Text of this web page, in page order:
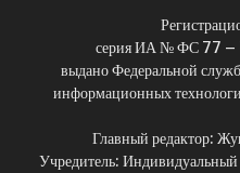
серия ИА № ФС 77
выдано Федеральной
информационных
Главный редактор:
Учредитель: